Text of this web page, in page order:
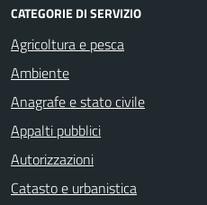
CATEGORIE DI SERVIZIO
Agricoltura e pesca
Ambiente
Anagrafe e stato civile
Appalti pubblici
Autorizzazioni
Catasto e urbanistica